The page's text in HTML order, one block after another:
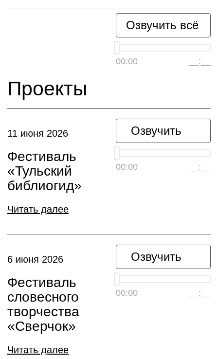
Озвучить всё
00:00 __:__
Проекты
Озвучить
00:00 __:__
11 июня 2026
Фестиваль
«Тульский
библиогид»
Читать далее
Озвучить
00:00 __:__
6 июня 2026
Фестиваль
словесного
творчества
«Сверчок»
Читать далее